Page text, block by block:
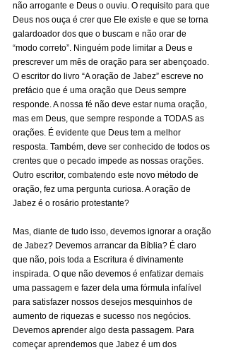
não arrogante e Deus o ouviu. O requisito para que
Deus nos ouça é crer que Ele existe e que se torna
galardoador dos que o buscam e não orar de
“modo correto”. Ninguém pode limitar a Deus e
prescrever um mês de oração para ser abençoado.
O escritor do livro “A oração de Jabez” escreve no
prefácio que é uma oração que Deus sempre
responde. A nossa fé não deve estar numa oração,
mas em Deus, que sempre responde a TODAS as
orações. É evidente que Deus tem a melhor
resposta. Também, deve ser conhecido de todos os
crentes que o pecado impede as nossas orações.
Outro escritor, combatendo este novo método de
oração, fez uma pergunta curiosa. A oração de
Jabez é o rosário protestante?
Mas, diante de tudo isso, devemos ignorar a oração
de Jabez? Devemos arrancar da Bíblia? É claro
que não, pois toda a Escritura é divinamente
inspirada. O que não devemos é enfatizar demais
uma passagem e fazer dela uma fórmula infalível
para satisfazer nossos desejos mesquinhos de
aumento de riquezas e sucesso nos negócios.
Devemos aprender algo desta passagem. Para
começar aprendemos que Jabez é um dos